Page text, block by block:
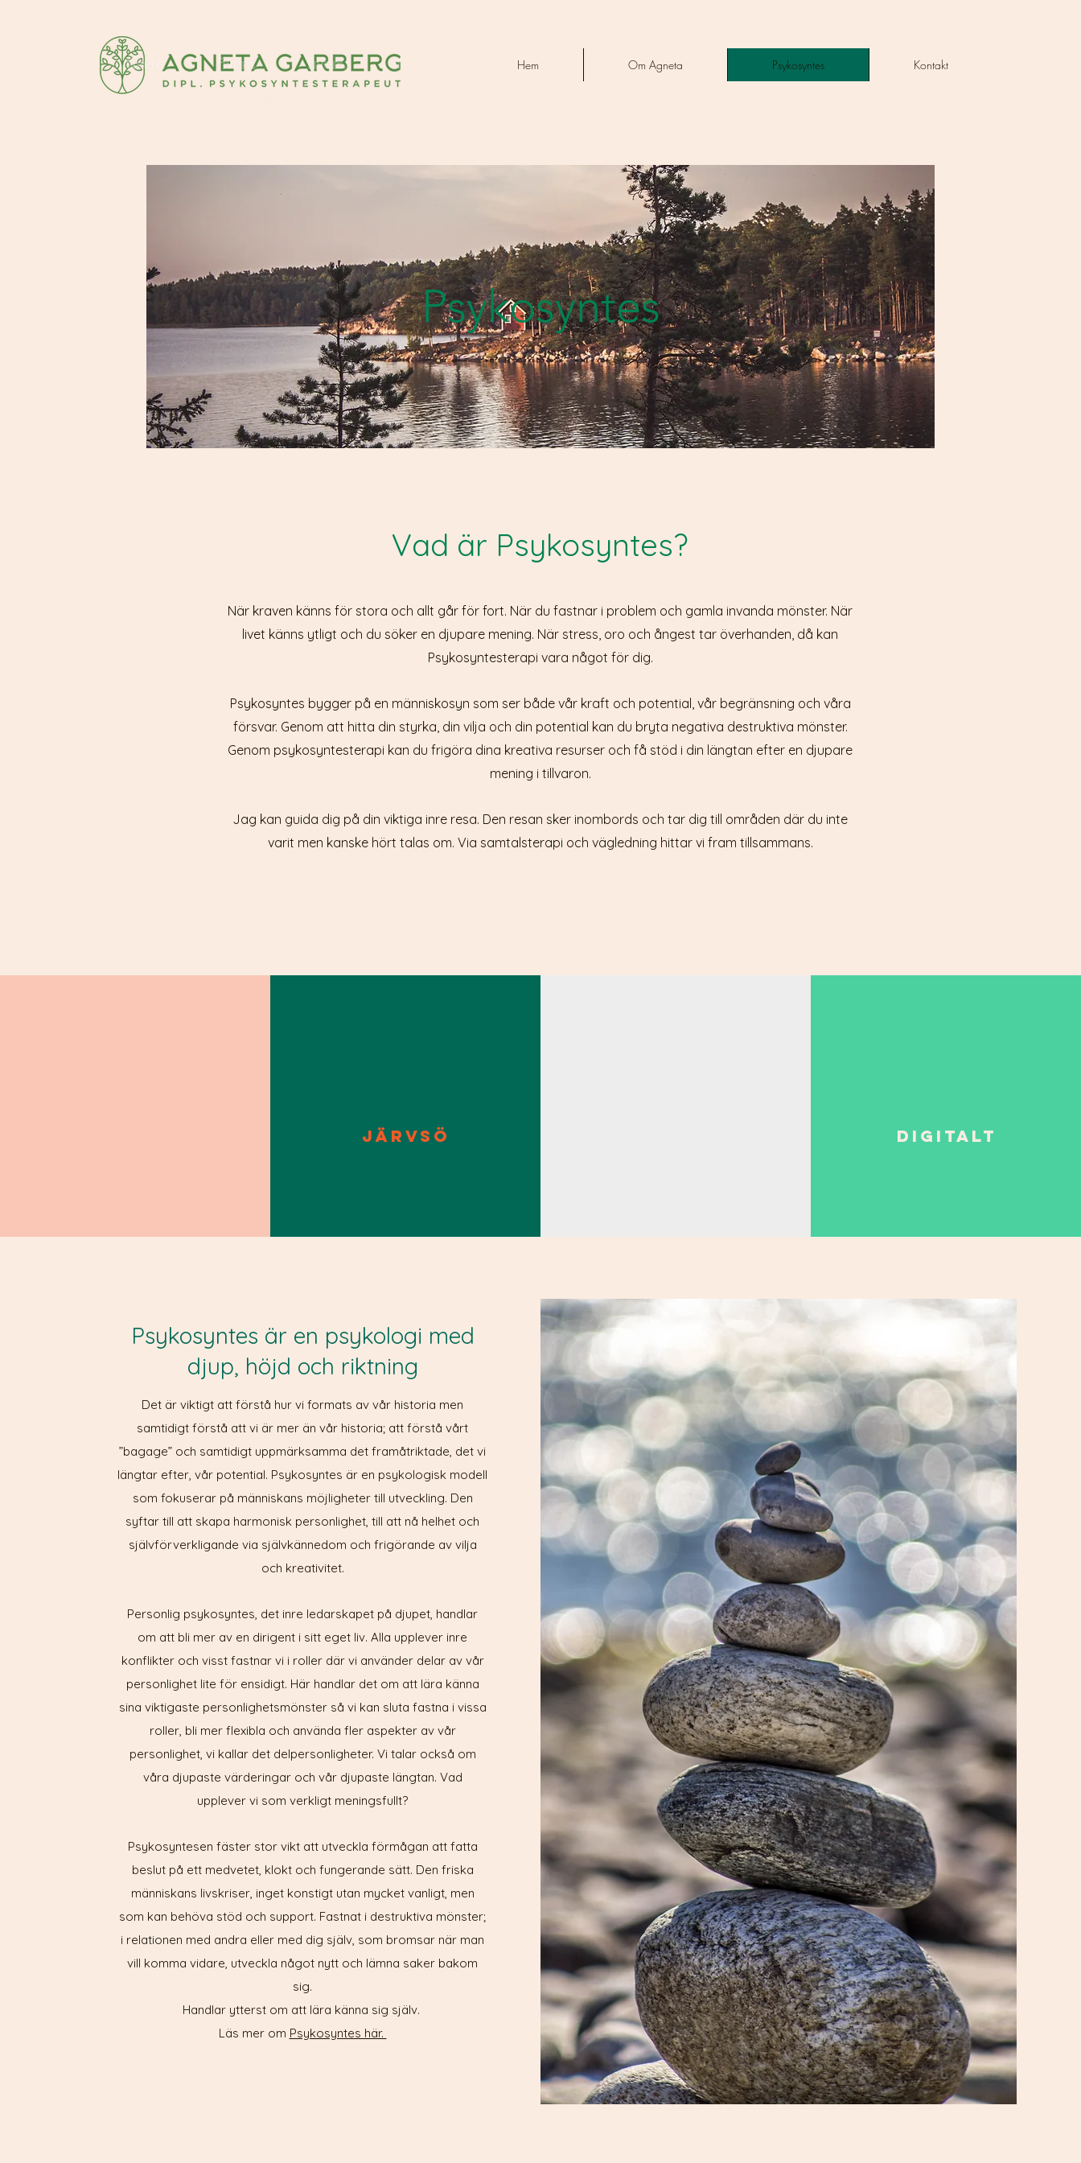
Hem Om Agneta Psykosyntes Kontakt
Psykosyntes
Vad är Psykosyntes?
När kraven känns för stora och allt går för fort. När du fastnar i problem och gamla invanda mönster. När
livet känns ytligt och du söker en djupare mening. När stress, oro och ångest tar överhanden, då kan
Psykosyntesterapi vara något för dig.
Psykosyntes bygger på en människosyn som ser både vår kraft och potential, vår begränsning och våra
försvar. Genom att hitta din styrka, din vilja och din potential kan du bryta negativa destruktiva mönster.
Genom psykosyntesterapi kan du frigöra dina kreativa resurser och få stöd i din längtan efter en djupare
mening i tillvaron.
Jag kan guida dig på din viktiga inre resa. Den resan sker inombords och tar dig till områden där du inte
varit men kanske hört talas om. Via samtalsterapi och vägledning hittar vi fram tillsammans.
järvsö digitalt
Psykosyntes är en psykologi med
djup, höjd och riktning
Det är viktigt att förstå hur vi formats av vår historia men
samtidigt förstå att vi är mer än vår historia; att förstå vårt
”bagage” och samtidigt uppmärksamma det framåtriktade, det vi
längtar efter, vår potential. Psykosyntes är en psykologisk modell
som fokuserar på människans möjligheter till utveckling. Den
syftar till att skapa harmonisk personlighet, till att nå helhet och
självförverkligande via självkännedom och frigörande av vilja
och kreativitet.
Personlig psykosyntes, det inre ledarskapet på djupet, handlar
om att bli mer av en dirigent i sitt eget liv. Alla upplever inre
konflikter och visst fastnar vi i roller där vi använder delar av vår
personlighet lite för ensidigt. Här handlar det om att lära känna
sina viktigaste personlighetsmönster så vi kan sluta fastna i vissa
roller, bli mer flexibla och använda fler aspekter av vår
personlighet, vi kallar det delpersonligheter. Vi talar också om
våra djupaste värderingar och vår djupaste längtan. Vad
upplever vi som verkligt meningsfullt?
Psykosyntesen fäster stor vikt att utveckla förmågan att fatta
beslut på ett medvetet, klokt och fungerande sätt. Den friska
människans livskriser, inget konstigt utan mycket vanligt, men
som kan behöva stöd och support. Fastnat i destruktiva mönster;
i relationen med andra eller med dig själv, som bromsar när man
vill komma vidare, utveckla något nytt och lämna saker bakom
sig.
Handlar ytterst om att lära känna sig själv.
Läs mer om Psykosyntes här.